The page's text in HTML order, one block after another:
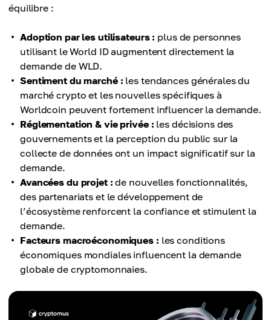
équilibre :
Adoption par les utilisateurs : plus de personnes
utilisant le World ID augmentent directement la
demande de WLD.
Sentiment du marché : les tendances générales du
marché crypto et les nouvelles spécifiques à
Worldcoin peuvent fortement influencer la demande.
Réglementation & vie privée : les décisions des
gouvernements et la perception du public sur la
collecte de données ont un impact significatif sur la
demande.
Avancées du projet : de nouvelles fonctionnalités,
des partenariats et le développement de
l’écosystème renforcent la confiance et stimulent la
demande.
Facteurs macroéconomiques : les conditions
économiques mondiales influencent la demande
globale de cryptomonnaies.